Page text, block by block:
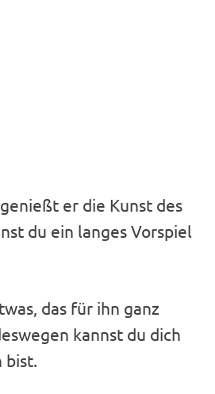
er die Kunst des
du ein langes Vorspiel
das für ihn ganz
kannst du dich
bist.